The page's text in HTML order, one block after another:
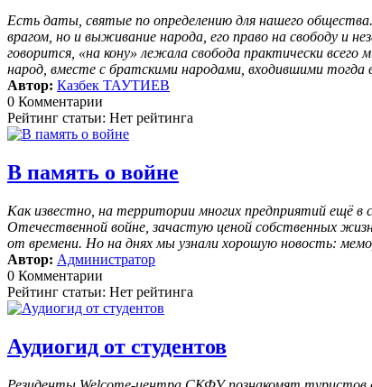
Есть даты, святые по определению для нашего
врагом, но и выживание народа, его право на свободу и
говорится, «на кону» лежала свобода практически
народ, вместе с братскими народами, входившими тогда
Автор: Казбек ТАУТИЕВ
0 Комментарии
Рейтинг статьи: Нет рейтинга
В память о войне
Как известно, на территории многих предприятий ещё
Отечественной войне, зачастую ценой собственных
от времени. Но на днях мы узнали хорошую новость:
Автор: Администратор
0 Комментарии
Рейтинг статьи: Нет рейтинга
Аудиогид от студентов